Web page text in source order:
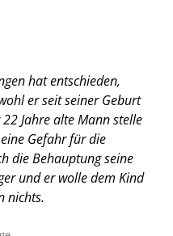
hat entschieden,
er seit seiner Geburt
Jahre alte Mann stelle
Gefahr für die
die Behauptung seine
und er wolle dem Kind
nichts.